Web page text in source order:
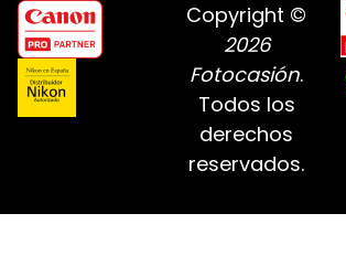
Copyright ©
2026
Fotocasión.
Todos los
derechos
reservados.